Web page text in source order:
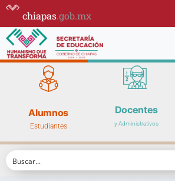
chiapas.gob.mx
Alumnos
Estudiantes
Docentes
y Administrativos